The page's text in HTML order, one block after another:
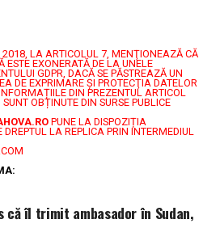
LA ARTICOLUL 7, MENŢIONEAZĂ CĂ
EXONERATĂ DE LA UNELE
GDPR, DACĂ SE PĂSTREAZĂ UN
DE EXPRIMARE ŞI PROTECŢIA DATELOR
DIN PREZENTUL ARTICOL
OBȚINUTE DIN SURSE PUBLICE
PUNE LA DISPOZIȚIA
DREPTUL LA REPLICA PRIN INTERMEDIUL
că îl trimit ambasador în Sudan,